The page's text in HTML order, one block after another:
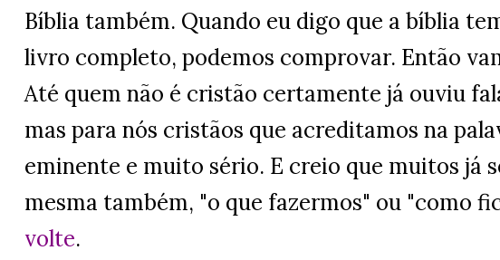
Bíblia também. Quando eu digo que a bíblia
livro completo, podemos comprovar. Então
Até quem não é cristão certamente já ouviu
mas para nós cristãos que acreditamos na
eminente e muito sério. E creio que muitos já
mesma também, "o que fazermos" ou "como
volte.